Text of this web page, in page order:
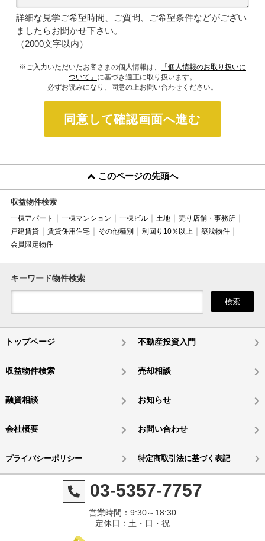
詳細な見学ご希望時間、ご質問、ご希望条件などがござい
ましたらお聞かせ下さい。
（2000文字以内）
※ご入力いただいたお客さまの個人情報は、
「個人情報のお取り扱いに
ついて」 に基づき適正に取り扱います。
必ずお読みになり、同意の上お問い合わせください。
同意して確認画面へ進む
このページの先頭へ
収益物件検索
一棟アパート 一棟マンション 一棟ビル 土地
売り店舗・事務所
戸建賃貸
賃貸併用住宅 その他種別 利回り10％以上
築浅物件
会員限定物件
キーワード物件検索
検索
トップページ 不動産投資入門
収益物件検索 売却相談
融資相談 お知らせ
会社概要 お問い合わせ
プライバシーポリシー 特定商取引法に基づく表記
03-5357-7757
営業時間：9:30～18:30
定休日：土・日・祝